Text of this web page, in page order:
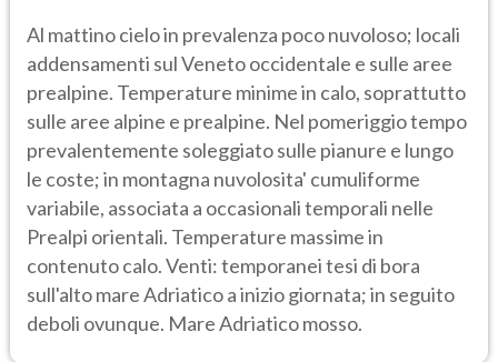
Al mattino cielo in prevalenza poco nuvoloso; locali
addensamenti sul Veneto occidentale e sulle aree
prealpine. Temperature minime in calo, soprattutto
sulle aree alpine e prealpine. Nel pomeriggio tempo
prevalentemente soleggiato sulle pianure e lungo
le coste; in montagna nuvolosita' cumuliforme
variabile, associata a occasionali temporali nelle
Prealpi orientali. Temperature massime in
contenuto calo. Venti: temporanei tesi di bora
sull'alto mare Adriatico a inizio giornata; in seguito
deboli ovunque. Mare Adriatico mosso.